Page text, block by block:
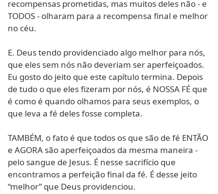
recompensas prometidas, mas muitos deles não - e
TODOS - olharam para a recompensa final e melhor
no céu.
E. Deus tendo providenciado algo melhor para nós,
que eles sem nós não deveriam ser aperfeiçoados.
Eu gosto do jeito que este capítulo termina. Depois
de tudo o que eles fizeram por nós, é NOSSA FÉ que
é como é quando olhamos para seus exemplos, o
que leva a fé deles fosse completa.
TAMBÉM, o fato é que todos os que são de fé ENTÃO
e AGORA são aperfeiçoados da mesma maneira -
pelo sangue de Jesus. É nesse sacrifício que
encontramos a perfeição final da fé. É desse jeito
“melhor” que Deus providenciou.